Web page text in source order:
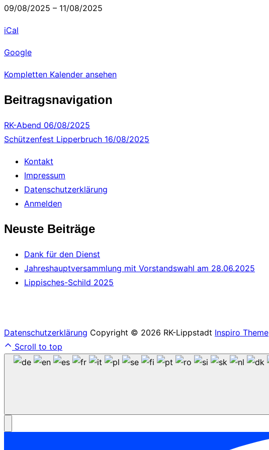
09/08/2025 – 11/08/2025
iCal
Google
Kompletten Kalender ansehen
Beitragsnavigation
RK-Abend 06/08/2025
Schützenfest Lipperbruch 16/08/2025
Kontakt
Impressum
Datenschutzerklärung
Anmelden
Neuste Beiträge
Dank für den Dienst
Jahreshauptversammlung mit Vorstandswahl am 28.06.2025
Lippisches-Schild 2025
Datenschutzerklärung Copyright © 2026 RK-Lippstadt Inspiro Theme
Scroll to top